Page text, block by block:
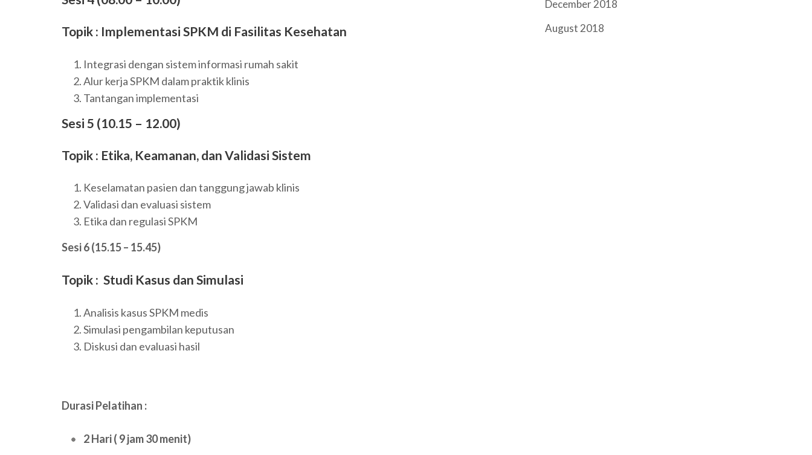
Topik : Implementasi SPKM di Fasilitas Kesehatan
Integrasi dengan sistem informasi rumah sakit
Alur kerja SPKM dalam praktik klinis
Tantangan implementasi
Sesi 5 (10.15 – 12.00)
Topik : Etika, Keamanan, dan Validasi Sistem
Keselamatan pasien dan tanggung jawab klinis
Validasi dan evaluasi sistem
Etika dan regulasi SPKM
Sesi 6 (15.15 – 15.45)
Topik : Studi Kasus dan Simulasi
Analisis kasus SPKM medis
Simulasi pengambilan keputusan
Diskusi dan evaluasi hasil
Durasi Pelatihan :
2 Hari ( 9 jam 30 menit)
December 2018
August 2018